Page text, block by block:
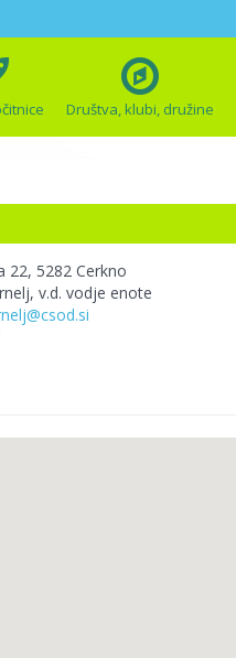
Društva, klubi, družine
22, 5282 Cerkno
v.d. vodje enote